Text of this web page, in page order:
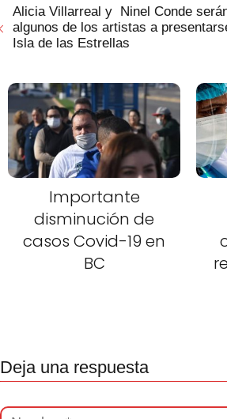
Alicia Villarreal y Ninel Conde
algunos de los artistas a
Isla de las Estrellas
Importante
disminución de
casos Covid-19 en
BC
Deja una respuesta